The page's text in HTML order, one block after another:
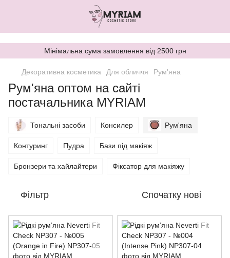
Мінімальна сума замовлення від 2500 грн
Декоративна косметика Для обличчя Рум'яна
Рум'яна оптом на сайті
постачальника MYRIAM
Тональні засоби Консилер Рум'яна
Контуринг Пудра Бази під макіяж
Бронзери та хайлайтери Фіксатор для макіяжу
Фільтр Спочатку нові